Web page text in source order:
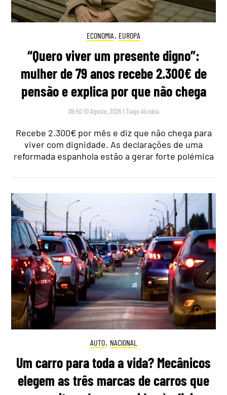
ECONOMIA , EUROPA
“Quero viver um presente digno”:
mulher de 79 anos recebe 2.300€ de
pensão e explica por que não chega
09:50 10 Agosto, 2026 |Tiago Alcobia
Recebe 2.300€ por mês e diz que não chega para
viver com dignidade. As declarações de uma
reformada espanhola estão a gerar forte polémica
AUTO, NACIONAL
Um carro para toda a vida? Mecânicos
elegem as três marcas de carros que